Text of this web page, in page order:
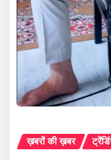
ख़बरों की ख़बर